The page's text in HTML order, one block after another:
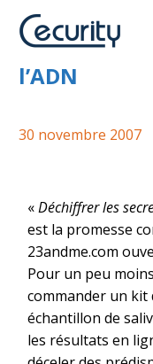
Service en
l’ADN
30 novembre 2007
«Déchiffrer les
est la promesse
23andme.com
Pour un peu
commander un kit
échantillon de
les résultats en